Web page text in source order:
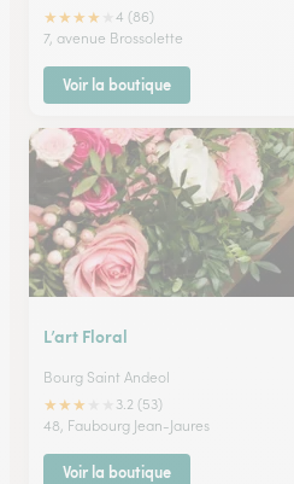
★★★★
4 (86)
7, avenue Brossolette
Voir la boutique
L’art Floral
Bourg Saint Andeol
★★★
3.2 (53)
48, Faubourg Jean-Jaures
Voir la boutique